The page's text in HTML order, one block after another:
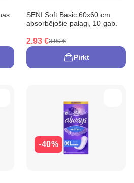
SENI Soft Basic 60x60 cm
absorbējošie palagi, 10 gab.
2.93 €3.90 €
Pirkt
-40%